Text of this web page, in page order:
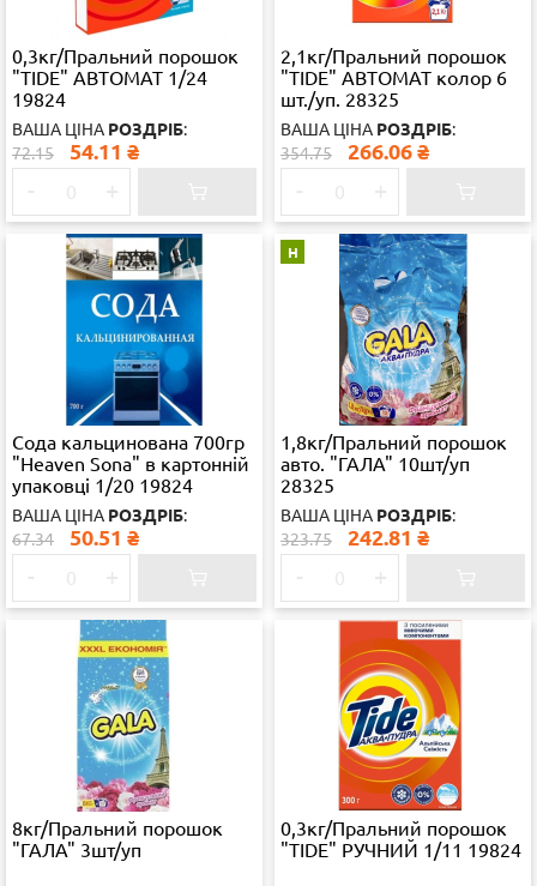
0,3кг/Пральний порошок
"TIDE" АВТОМАТ 1/24
19824
ВАША ЦІНА РОЗДРІБ:
72.15
54.11 ₴
2,1кг/Пральний порошок
"TIDE" АВТОМАТ колор 6
шт./уп. 28325
ВАША ЦІНА РОЗДРІБ:
354.75
266.06 ₴
Сода кальцинована 700гр
"Heaven Sona" в картонній
упаковці 1/20 19824
ВАША ЦІНА РОЗДРІБ:
67.34
50.51 ₴
Н
1,8кг/Пральний порошок
авто. "ГАЛА" 10шт/уп
28325
ВАША ЦІНА РОЗДРІБ:
323.75
242.81 ₴
8кг/Пральний порошок
"ГАЛА" 3шт/уп
0,3кг/Пральний порошок
"TIDE" РУЧНИЙ 1/11 19824